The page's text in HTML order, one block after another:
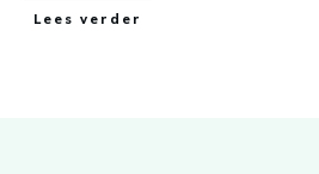
Lees verder